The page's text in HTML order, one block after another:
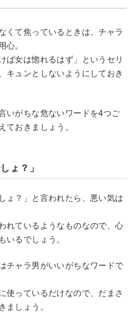
くて焦っているときは、チャラ
。
ば女は惚れるはず」というセリ
キュンとしないようにしておき
いがちな危ないワードを4つご
ておきましょう。
ょ？」
ょ？」と言われたら、悪い気は
れているようなものなので、心
いるでしょう。
チャラ男がいいがちなワードで
使っているだけなので、だまさ
ましょう。